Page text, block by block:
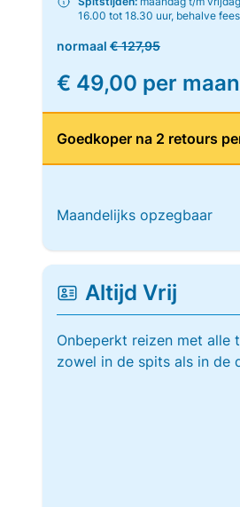
16.00 tot 18.30 uur, behalve
normaal € 127,95
€ 49,00 per
Goedkoper na 2 retours
Maandelijks opzegbaar
Altijd Vrij
Onbeperkt reizen met alle
zowel in de spits als in de